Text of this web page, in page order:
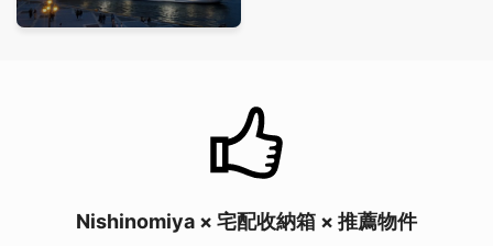
Nishinomiya × 宅配收納箱 × 推薦物件